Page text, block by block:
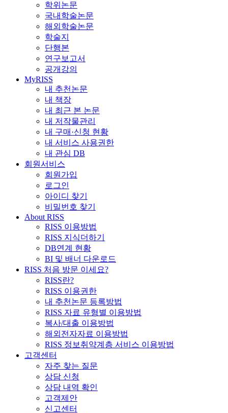
학위논문
국내학술논문
해외학술논문
학술지
단행본
연구보고서
공개강의
MyRISS
내 추천논문
내 책장
내 최근 본 논문
내 저작물관리
내 구매·신청 현황
내 서비스 사용권한
내 관심 DB
회원서비스
회원가입
로그인
아이디 찾기
비밀번호 찾기
About RISS
RISS 이용방법
RISS 지식더하기
DB연계 현황
BI 및 배너 다운로드
RISS 처음 방문 이세요?
RISS란?
RISS 이용권한
내 추천논문 등록방법
RISS 자료 유형별 이용방법
복사/대출 이용방법
해외전자자료 이용방법
RISS 정보취약계층 서비스 이용방법
고객센터
자주 찾는 질문
상담 신청
상담 내역 확인
고객제안
신고센터